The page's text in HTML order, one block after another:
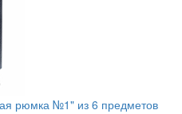
рюмка №1" из 6 предметов